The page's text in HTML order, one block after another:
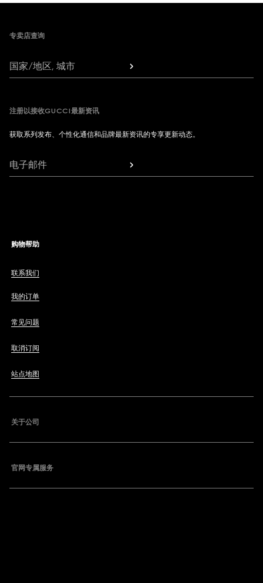
专卖店查询
国家/地区, 城市
注册以接收GUCCI最新资讯
获取系列发布、个性化通信和品牌最新资讯的专享更新动态。
电子邮件
购物帮助
联系我们
我的订单
常见问题
取消订阅
站点地图
关于公司
官网专属服务